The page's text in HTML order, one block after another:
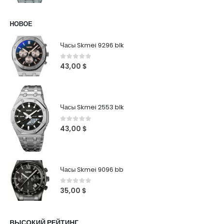
НОВОЕ
Часы Skmei 9296 blk
0 out of 5
43,00 $
Часы Skmei 2553 blk
0 out of 5
43,00 $
Часы Skmei 9096 bb
0out of 5
35,00 $